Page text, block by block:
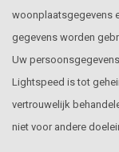
woonplaatsgegevens
gegevens worden
Uw
Lightspeed is tot
vertrouwelijk
niet voor andere